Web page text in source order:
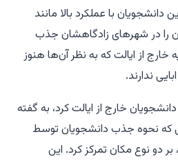
دانشجویان با عملکرد بالا مانند
را در شهرهای زادگاهشان جذب
از ایالت که به نظر آن‌ها هنوز
ندارند.
خارج از ایالت کرد، به گفته
که نحوه جذب دانشجویان توسط
بر دو نوع مکان تمرکز کرد. این